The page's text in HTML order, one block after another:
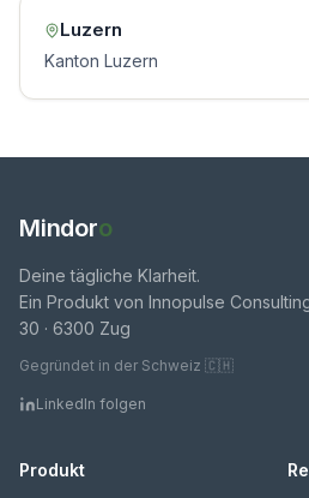
Luzern
Kanton Luzern
Mindoro
Deine tägliche Klarheit.
Ein Produkt von Innopulse
30 · 6300 Zug
Gegründet in der Schweiz 🇨🇭
LinkedIn folgen
Produkt